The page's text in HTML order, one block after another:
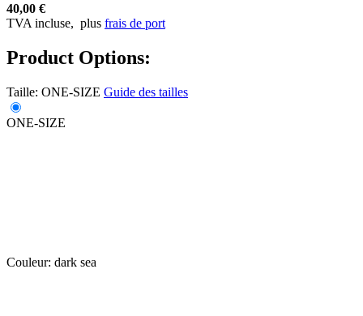
40,00 €
TVA incluse, plus frais de port
Product Options:
Taille: ONE-SIZE Guide des tailles
ONE-SIZE
Couleur: dark sea